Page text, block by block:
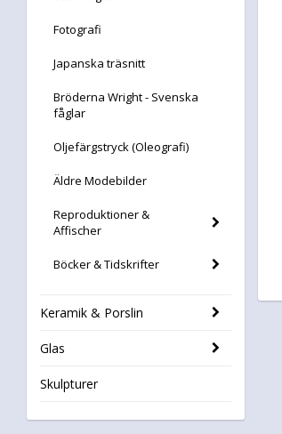
Fotografi
Japanska träsnitt
Bröderna Wright - Svenska
fåglar
Oljefärgstryck (Oleografi)
Äldre Modebilder
Reproduktioner &
Affischer
Böcker & Tidskrifter
Keramik & Porslin
Glas
Skulpturer